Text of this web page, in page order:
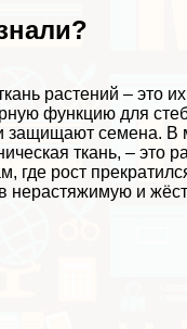
растений – это
функцию для
защищают семена. В
ткань, – это
где рост
нерастяжимую и